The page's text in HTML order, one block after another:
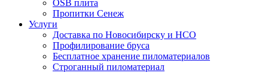
OSB плита
Пропитки Сенеж
Услуги
Доставка по Новосибирску и НСО
Профилирование бруса
Бесплатное хранение пиломатериалов
Строганный пиломатериал